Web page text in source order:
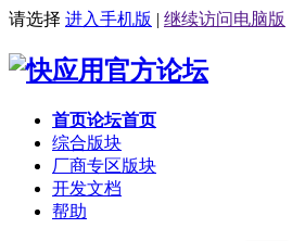
请选择 进入手机版 | 继续访问电脑版
首页论坛首页
综合版块
厂商专区版块
开发文档
帮助